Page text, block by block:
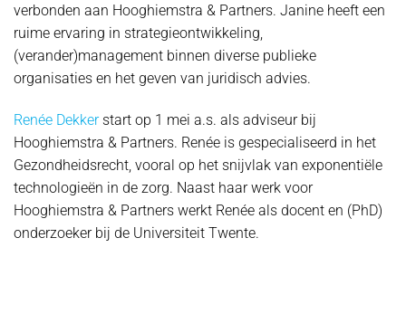
verbonden aan Hooghiemstra & Partners. Janine heeft een
ruime ervaring in strategieontwikkeling,
(verander)management binnen diverse publieke
organisaties en het geven van juridisch advies.
Renée Dekkerstart op 1 mei a.s. als adviseur bij
Hooghiemstra & Partners. Renée is gespecialiseerd in het
Gezondheidsrecht, vooral op het snijvlak van exponentiële
technologieën in de zorg. Naast haar werk voor
Hooghiemstra & Partners werkt Renée als docent en (PhD)
onderzoeker bij de Universiteit Twente.